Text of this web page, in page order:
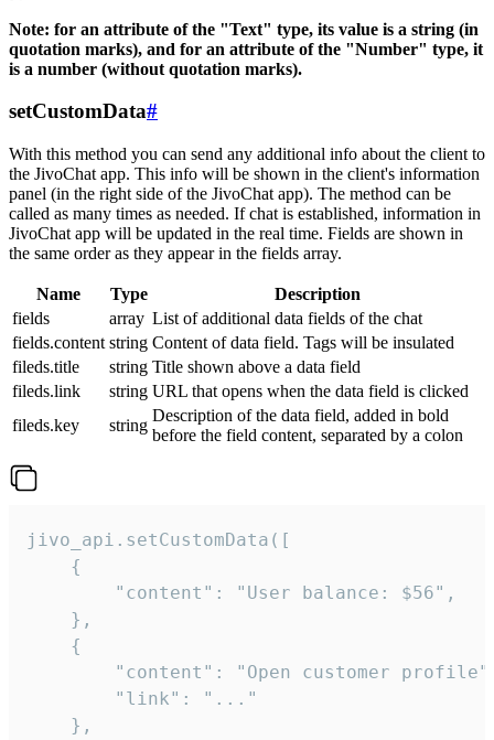
Note: for an attribute of the "Text" type, its value is a string (in
quotation marks), and for an attribute of the "Number" type, it
is a number (without quotation marks).
setCustomData#
With this method you can send any additional info about the client to
the JivoChat app. This info will be shown in the client's information
panel (in the right side of the JivoChat app). The method can be
called as many times as needed. If chat is established, information in
JivoChat app will be updated in the real time. Fields are shown in
the same order as they appear in the fields array.
Name Type
Description
fields
array List of additional data fields of the chat
fields.content string Content of data field. Tags will be insulated
fileds.title
string Title shown above a data field
fileds.link
string URL that opens when the data field is clicked
fileds.key
string
Description of the data field, added in bold
before the field content, separated by a colon
jivo_api.setCustomData([
    {
        "content": "User balance: $56",
    },
    {
"content": "Open customer
        "link": "..."
    },